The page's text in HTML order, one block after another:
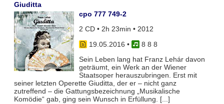
Giuditta
cpo 777 749-2
2 CD • 2h 23min • 2012
19.05.2016 •
8 8 8
Sein Leben lang hat Franz Lehár davon
geträumt, ein Werk an der Wiener
Staatsoper herauszubringen. Erst mit
seiner letzten Operette Giuditta, der er – nicht ganz
zutreffend – die Gattungsbezeichnung „Musikalische
Komödie“ gab, ging sein Wunsch in Erfüllung. [...]